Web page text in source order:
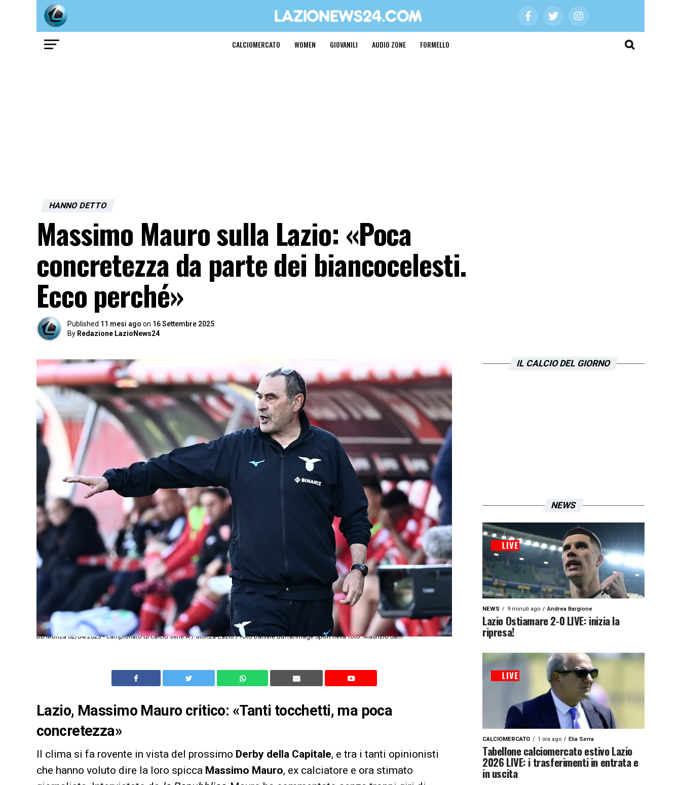
CALCIOMERCATO WOMEN GIOVANILI AUDIO ZONE FORMELLO
HANNO DETTO
Massimo Mauro sulla Lazio: «Poca
concretezza da parte dei biancocelesti.
Ecco perché»
Published 11 mesi ago on 16 Settembre 2025
By Redazione LazioNews24
Db Monza 02/04/2023 - campionato di calcio serie A / Monza-Lazio / foto Daniele Buffa/Image Sport nella foto: Maurizio Sarri
Lazio, Massimo Mauro critico: «Tanti tocchetti, ma poca
concretezza»
Il clima si fa rovente in vista del prossimo Derby della Capitale, e tra i tanti opinionisti
che hanno voluto dire la loro spicca Massimo Mauro, ex calciatore e ora stimato
IL CALCIO DEL GIORNO
NEWS
NEWS 9 minuti ago Andrea Bargione
Lazio Ostiamare 2-0 LIVE: inizia la
ripresa!
CALCIOMERCATO 1 ora ago Elia Serra
Tabellone calciomercato estivo Lazio
2026 LIVE: i trasferimenti in entrata e
in uscita